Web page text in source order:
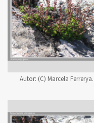
Autor: (C) Marcela Ferrerya.